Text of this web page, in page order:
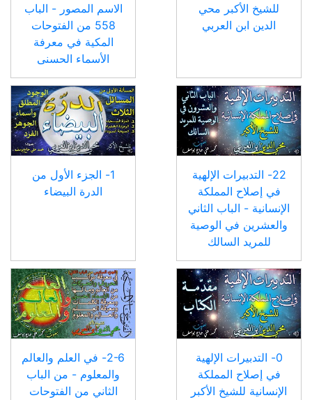
للشيخ الأكبر محي
الدين ابن العربي
الاسم المصور - الباب
558 من الفتوحات
المكية في معرفة
الأسماء الحسنى
22- التدبيرات الإلهية
في إصلاح المملكة
الإنسانية - الباب الثاني
والعشرين في الوصية
للمريد السالك
1- الجزء الأول من
الدرة البيضاء
0- التدبيرات الإلهية
في إصلاح المملكة
الإنسانية للشيخ الأكبر
2-6- في العلم والعالم
والمعلوم - من الباب
الثاني من الفتوحات